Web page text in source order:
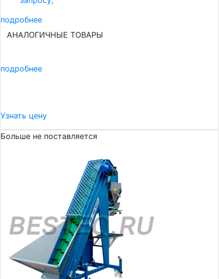
подробнее
АНАЛОГИЧНЫЕ ТОВАРЫ
подробнее
Узнать цену
Больше не поставляется